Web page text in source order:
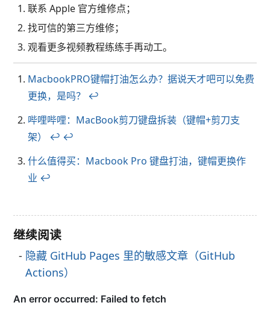
联系 Apple 官方维修点；
找可信的第三方维修；
观看更多视频教程练练手再动工。
MacbookPRO键帽打油怎么办？据说天才吧可以免费
更换，是吗？ ↩︎
哔哩哔哩：MacBook剪刀键盘拆装（键帽+剪刀支
架）
↩︎ ↩︎
什么值得买：Macbook Pro 键盘打油，键帽更换作
业 ↩︎
继续阅读
隐藏 GitHub Pages 里的敏感文章（GitHub
Actions）